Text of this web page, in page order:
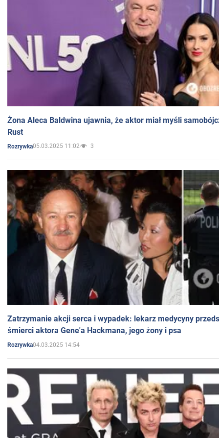
Żona Aleca Baldwina ujawnia, że aktor miał myśli
Rust
Rozrywka05.03.2025 11:02 3
Zatrzymanie akcji serca i wypadek: lekarz medycyny
śmierci aktora Gene'a Hackmana, jego żony i psa
Rozrywka04.03.2025 14:54